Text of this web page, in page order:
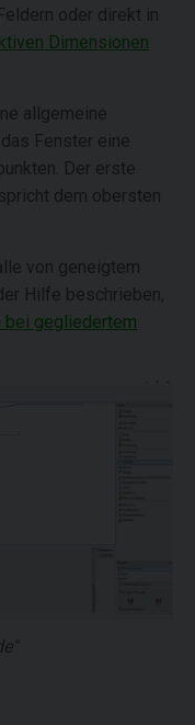
oder direkt in
Dimensionen
allgemeine
Fenster eine
Der erste
dem obersten
von geneigtem
Hilfe beschrieben,
bei gegliedertem